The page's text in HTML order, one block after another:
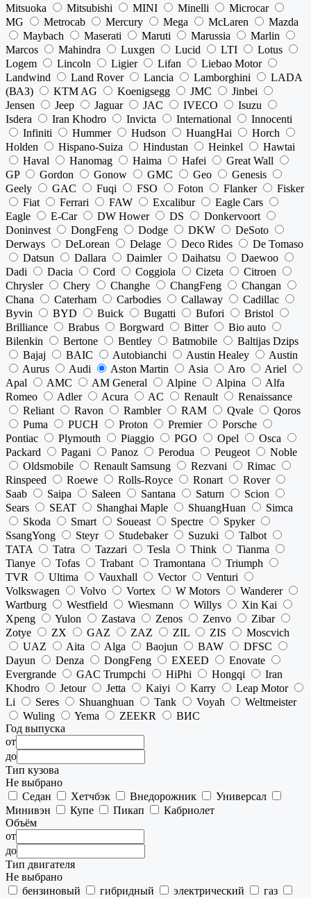
Mitsuoka Mitsubishi MINI Minelli
Microcar
MG
Metrocab Mercury Mega McLaren
Mazda
Maybach
Maserati Maruti Marussia
Marlin
Marcos
Mahindra Luxgen Lucid LTI
Lotus
Logem
Lincoln Ligier Lifan
Liebao Motor
Landwind
Land Rover Lancia Lamborghini
LADA
(ВАЗ)
KTM AG Koenigsegg JMC
Jinbei
Jensen
Jeep Jaguar JAC IVECO
Isuzu
Isdera
Iran Khodro Invicta International
Innocenti
Infiniti
Hummer Hudson HuangHai
Horch
Holden
Hispano-Suiza Hindustan Heinkel
Hawtai
Haval
Hanomag Haima Hafei
Great Wall
GP
Gordon Gonow GMC Geo
Genesis
Geely
GAC Fuqi FSO Foton Flanker
Fisker
Fiat
Ferrari FAW Excalibur
Eagle Cars
Eagle
E-Car DW Hower DS
Donkervoort
Doninvest
DongFeng Dodge DKW
DeSoto
Derways
DeLorean Delage Deco Rides
De Tomaso
Datsun
Dallara Daimler Daihatsu
Daewoo
Dadi
Dacia Cord Coggiola Cizeta
Citroen
Chrysler
Chery Changhe ChangFeng
Changan
Chana
Caterham Carbodies Callaway
Cadillac
Byvin
BYD Buick Bugatti Bufori
Bristol
Brilliance
Brabus Borgward Bitter
Bio auto
Bilenkin
Bertone Bentley Batmobile
Baltijas Dzips
Bajaj
BAIC Autobianchi Austin Healey
Austin
Aurus
Audi Aston Martin Asia Aro
Ariel
Apal
AMC AM General Alpine Alpina
Alfa
Romeo
Adler Acura AC Renault
Renaissance
Reliant
Ravon Rambler RAM Qvale
Qoros
Puma
PUCH Proton Premier
Porsche
Pontiac
Plymouth Piaggio PGO Opel
Osca
Packard
Pagani Panoz Perodua Peugeot
Noble
Oldsmobile
Renault Samsung Rezvani
Rimac
Rinspeed
Roewe Rolls-Royce Ronart
Rover
Saab
Saipa Saleen Santana Saturn
Scion
Sears
SEAT Shanghai Maple ShuangHuan
Simca
Skoda
Smart Soueast Spectre
Spyker
SsangYong
Steyr Studebaker Suzuki
Talbot
TATA
Tatra Tazzari Tesla Think
Tianma
Tianye
Tofas Trabant Tramontana
Triumph
TVR
Ultima Vauxhall Vector
Venturi
Volkswagen
Volvo Vortex W Motors
Wanderer
Wartburg
Westfield Wiesmann Willys
Xin Kai
Xpeng
Yulon Zastava Zenos Zenvo
Zibar
Zotye
ZX GAZ ZAZ ZIL ZIS
Moscvich
UAZ
Aita Alga Baojun BAW
DFSC
Dayun
Denza DongFeng EXEED
Enovate
Evergrande
GAC Trumpchi HiPhi Hongqi
Iran
Khodro
Jetour Jetta Kaiyi Karry
Leap Motor
Li
Seres Shuanghuan Tank Voyah
Weltmeister
Wuling
Yema ZEEKR
ВИС
Год выпуска
от
до
Тип кузова
Не выбрано
Седан
Хетчбэк Внедорожник
Универсал
Минивэн
Купе Пикап
Кабриолет
Объём
от
до
Тип двигателя
Не выбрано
бензиновый
гибридный электрический
газ